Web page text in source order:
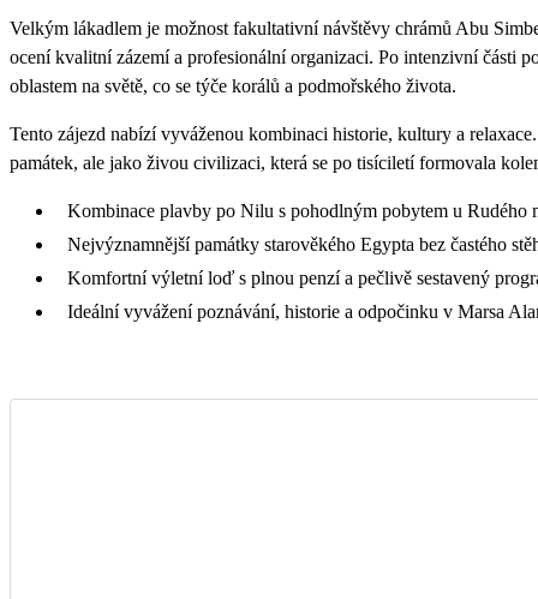
Velkým lákadlem je možnost fakultativní návštěvy chrámů Abu
ocení kvalitní zázemí a profesionální organizaci. Po intenzivní části
oblastem na světě, co se týče korálů a podmořského života.
Tento zájezd nabízí vyváženou kombinaci historie, kultury a
památek, ale jako živou civilizaci, která se po tisíciletí formovala
Kombinace plavby po Nilu s pohodlným pobytem u Rudého
Nejvýznamnější památky starověkého Egypta bez častého
Komfortní výletní loď s plnou penzí a pečlivě sestavený
Ideální vyvážení poznávání, historie a odpočinku v Marsa